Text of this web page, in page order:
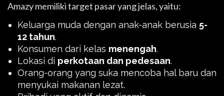
Amazy memiliki target pasar yang jelas, yaitu:
Keluarga muda dengan anak-anak berusia 5-
12 tahun.
Konsumen dari kelas menengah.
Lokasi di perkotaan dan pedesaan.
Orang-orang yang suka mencoba hal baru dan
menyukai makanan lezat.